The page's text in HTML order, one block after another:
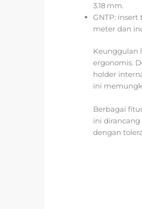
3.18 mm.
GNTP:
meter dan
Keunggulan
ergonomis.
holder
ini
Berbagai
ini
dengan